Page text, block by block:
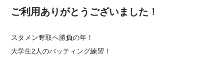
ご利用ありがとうございました！
スタメン奪取へ勝負の年！
大学生2人のバッティング練習！